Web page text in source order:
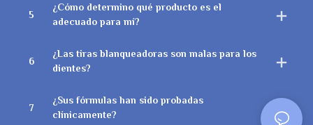
5
¿Cómo determino qué producto es el
adecuado para mí?
6
¿Las tiras blanqueadoras son malas para los
dientes?
7
¿Sus fórmulas han sido probadas
clínicamente?